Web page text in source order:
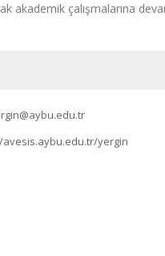
akademik çalışmalarına
yergin